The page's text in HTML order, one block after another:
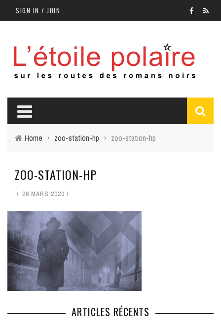
SIGN IN / JOIN
Home › zoo-station-hp › zoo-station-hp
ZOO-STATION-HP
28 MARS 2020
ARTICLES RÉCENTS